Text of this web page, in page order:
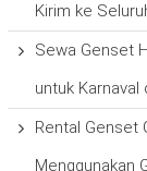
Kirim ke
Sewa Genset
untuk Karnaval
Rental Genset
Menggunakan